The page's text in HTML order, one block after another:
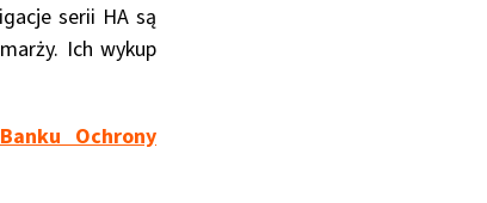
serii HA są
Ich wykup
Ochrony